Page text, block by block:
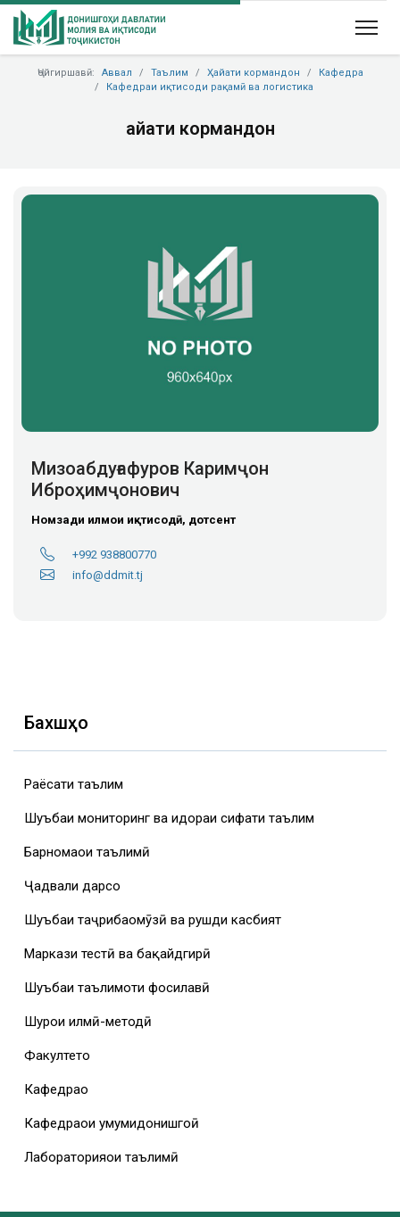
Ҷойгиршавӣ: Аввал Таълим Ҳайати кормандон
Кафедра
Кафедраи иқтисоди рақамӣ ва логистика
Ҳайати кормандон
Мизоабдуғафуров Каримҷон
Иброҳимҷонович
Номзади илмҳои иқтисодӣ, дотсент
+992 938800770
info@ddmit.tj
Бахшҳо
Раёсати таълим
Шуъбаи мониторинг ва идораи сифати таълим
Барномаҳои таълимӣ
Ҷадвали дарсҳо
Шуъбаи таҷрибаомӯзӣ ва рушди касбият
Маркази тестӣ ва бақайдгирӣ
Шуъбаи таълимоти фосилавӣ
Шурои илмӣ-методӣ
Факултетҳо
Кафедраҳо
Кафедраҳои умумидонишгоҳӣ
Лабораторияҳои таълимӣ